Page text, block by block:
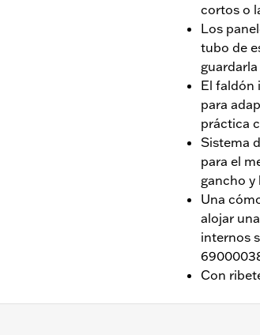
cortos o
Los
tubo de
El faldón
para
práctica
Sistema
para el
gancho y
Una
alojar
internos
Con